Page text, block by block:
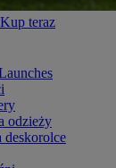
Kup teraz
odzieży
deskorolce